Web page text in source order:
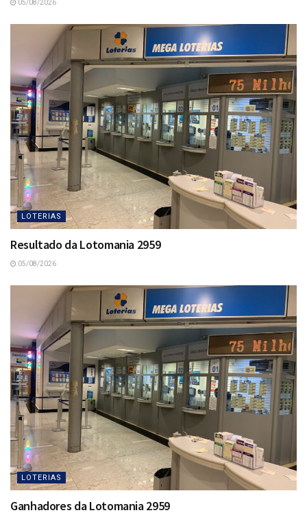
05/08/2026
LOTERIAS
Resultado da Lotomania 2959
05/08/2026
LOTERIAS
Ganhadores da Lotomania 2959